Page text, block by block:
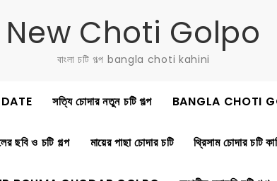
New Choti Golpo
বাংলা চটি গল্প bangla choti kahini
সত্যি চোদার নতুন চটি গল্প BANGLA CHOTI
ছবি ও চটি গল্প মায়ের পাছা চোদার চটি থ্রিসাম চোদার চটি